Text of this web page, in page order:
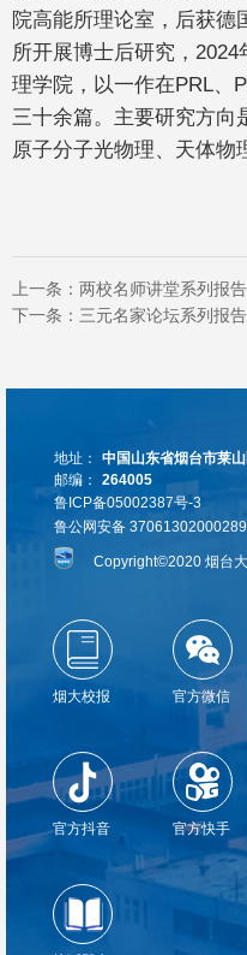
院高能所理论室，后获德
所开展博士后研究，
理学院，以一作在PRL、
三十余篇。主要研究方向
原子分子光物理、天体物
上一条： 两校名师讲堂系列报
下一条： 三元名家论坛系列报
地址：
中国山东省烟台市莱
邮编：
264005
鲁ICP备05002387号-3
鲁公网安备
Copyright©2020 烟台
烟大校报 官方微信
官方抖音 官方快手